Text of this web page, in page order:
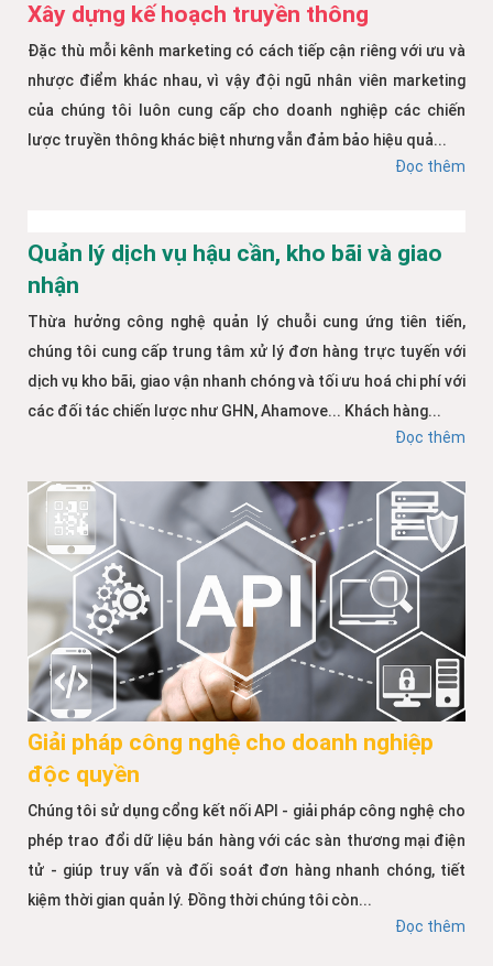
Xây dựng kế hoạch truyền thông
Đặc thù mỗi kênh marketing có cách tiếp cận riêng với ưu và
nhược điểm khác nhau, vì vậy đội ngũ nhân viên marketing
của chúng tôi luôn cung cấp cho doanh nghiệp các chiến
lược truyền thông khác biệt nhưng vẫn đảm bảo hiệu quả...
Đọc thêm
Quản lý dịch vụ hậu cần, kho bãi và giao
nhận
Thừa hưởng công nghệ quản lý chuỗi cung ứng tiên tiến,
chúng tôi cung cấp trung tâm xử lý đơn hàng trực tuyến với
dịch vụ kho bãi, giao vận nhanh chóng và tối ưu hoá chi phí với
các đối tác chiến lược như GHN, Ahamove... Khách hàng...
Đọc thêm
Giải pháp công nghệ cho doanh nghiệp
độc quyền
Chúng tôi sử dụng cổng kết nối API - giải pháp công nghệ cho
phép trao đổi dữ liệu bán hàng với các sàn thương mại điện
tử - giúp truy vấn và đối soát đơn hàng nhanh chóng, tiết
kiệm thời gian quản lý. Đồng thời chúng tôi còn...
Đọc thêm